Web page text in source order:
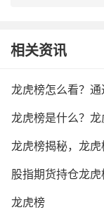
相关资讯
龙虎榜怎么看？通
龙虎榜是什么？龙
龙虎榜揭秘，龙
股指期货持仓龙虎
龙虎榜